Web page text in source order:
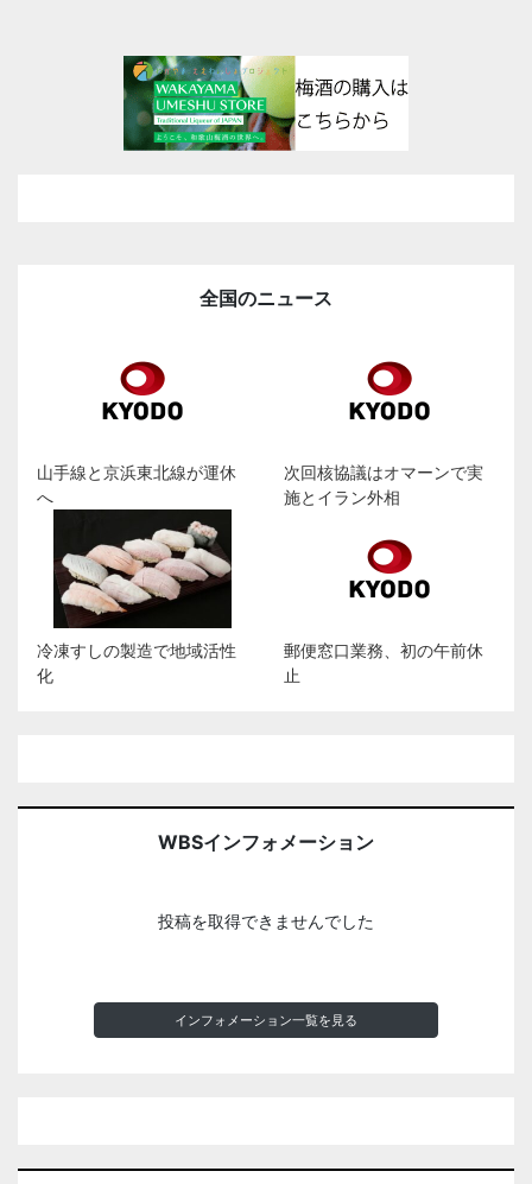
全国のニュース
山手線と京浜東北線が運休
へ
次回核協議はオマーンで実
施とイラン外相
冷凍すしの製造で地域活性
化
郵便窓口業務、初の午前休
止
WBSインフォメーション
投稿を取得できませんでした
インフォメーション一覧を見る